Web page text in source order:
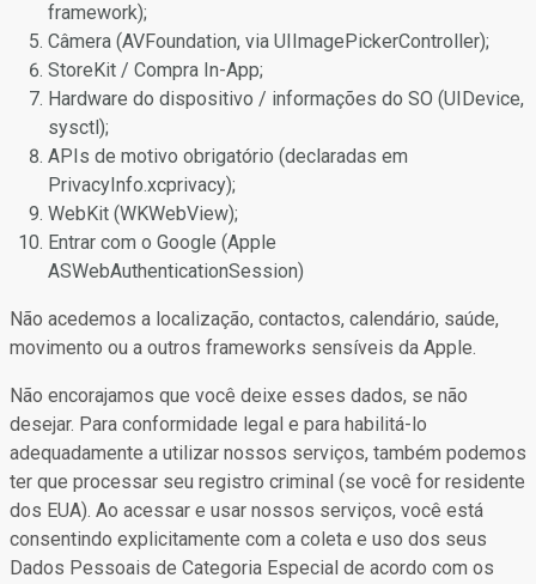
framework);
Câmera (AVFoundation, via UIImagePickerController);
StoreKit / Compra In-App;
Hardware do dispositivo / informações do SO (UIDevice,
sysctl);
APIs de motivo obrigatório (declaradas em
PrivacyInfo.xcprivacy);
WebKit (WKWebView);
Entrar com o Google (Apple
ASWebAuthenticationSession)
Não acedemos a localização, contactos, calendário, saúde,
movimento ou a outros frameworks sensíveis da Apple.
Não encorajamos que você deixe esses dados, se não
desejar. Para conformidade legal e para habilitá-lo
adequadamente a utilizar nossos serviços, também podemos
ter que processar seu registro criminal (se você for residente
dos EUA). Ao acessar e usar nossos serviços, você está
consentindo explicitamente com a coleta e uso dos seus
Dados Pessoais de Categoria Especial de acordo com os